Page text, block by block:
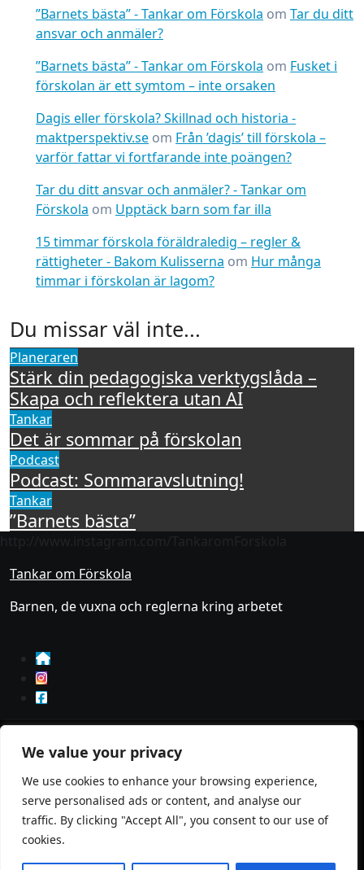
We value your privacy
We use cookies to enhance your browsing experience,
serve personalised ads or content, and analyse our
traffic. By clicking "Accept All", you consent to our use of
cookies.
”Barnets bästa” - Tankar om Förskola om Tar du ditt
ansvar och anmäler?
”Barnets bästa” - Tankar om Förskola om Fusket i
förskolan är ett symtom – inte orsaken
Dagis eller förskola? Skillnad och historia -
maktperspektiv.se om Från ’dagis’ till förskola –
varför fattar vi fortfarande inte poängen?
Tar du ditt ansvar och anmäler? - Tankar om
Förskola om Upptäck barn som far illa
15 timmar förskola föräldraledig – regler &
rättigheter - Bakom Kulisserna om Hur många
timmar i förskolan är lagom?
Du missar väl inte...
Planeraren
Stärk din pedagogiska verktygslåda –
Skapa och reflektera utan AI
Tankar
Det är sommar på förskolan
Podcast
Podcast: Sommaravslutning!
Tankar
”Barnets bästa”
http://www.instagram.com/TankaromForskola
Tankar om Förskola
Barnen, de vuxna och reglerna kring arbetet
© 2023 Tankar om förskola. All Rights Reserved.
Integritetspolicy
Prenumerera